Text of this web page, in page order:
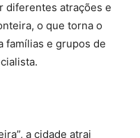
diferentes atrações e
o que torna o
famílias e grupos de
a cidade atrai